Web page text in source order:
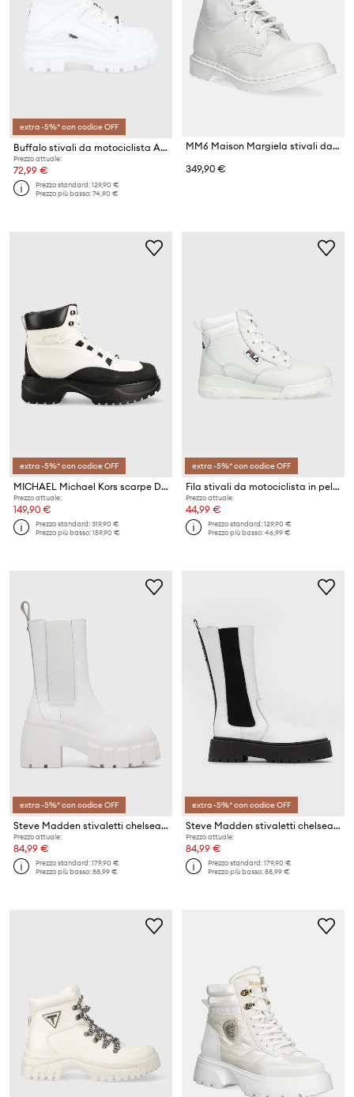
extra -5%* con codice OFF
Buffalo stivali da motociclista ASPHA NC MID
Prezzo attuale:
72,99 €
Prezzo standard:129,90 €
Prezzo più basso:74,90 €
MM6 Maison Margiela stivali da motociclista in pelle
349,90 €
extra -5%* con codice OFF
MICHAEL Michael Kors scarpe Dupree
Prezzo attuale:
149,90 €
Prezzo standard:319,90 €
Prezzo più basso:159,90 €
extra -5%* con codice OFF
Fila stivali da motociclista in pelle Grunge II L
Prezzo attuale:
44,99 €
Prezzo standard:129,90 €
Prezzo più basso:46,99 €
extra -5%* con codice OFF
Steve Madden stivaletti chelsea in pelle Ballistic
Prezzo attuale:
84,99 €
Prezzo standard:179,90 €
Prezzo più basso:88,99 €
extra -5%* con codice OFF
Steve Madden stivaletti chelsea in pelle Vivianne
Prezzo attuale:
84,99 €
Prezzo standard:179,90 €
Prezzo più basso:88,99 €